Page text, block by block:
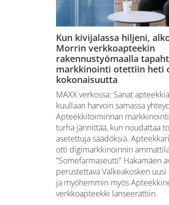
Kun kivijalassa hiljeni,
Morrin verkkoapteekin
rakennustyömaalla
markkinointi otettiin heti
kokonaisuutta
MAXX verkossa: Sanat
kuullaan harvoin samassa
Apteekkitoiminnan
turha jännittää, kun noudattaa
asetettuja säädöksiä.
otti digimarkkinoinnin
”Somefarmaseutti” Hakamäen
perustettava Valkeakosken
ja myöhemmin myös
verkkoapteekki lanseerattiin.